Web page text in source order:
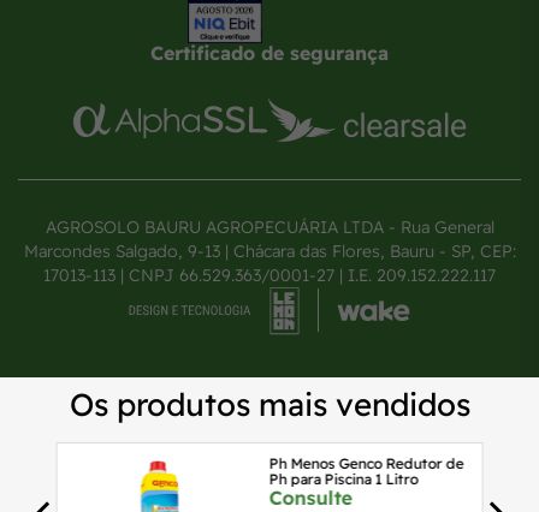
Certificado de segurança
AGROSOLO BAURU AGROPECUÁRIA LTDA - Rua General
Marcondes Salgado, 9-13 | Chácara das Flores, Bauru - SP, CEP:
17013-113 | CNPJ 66.529.363/0001-27 | I.E. 209.152.222.117